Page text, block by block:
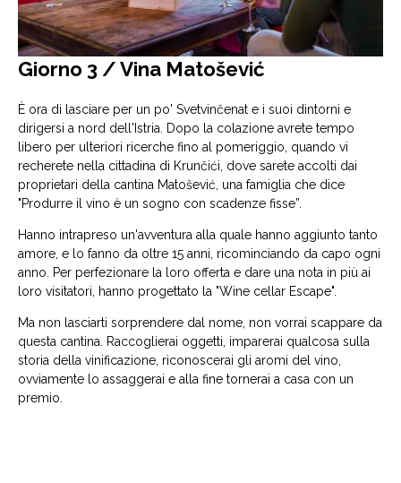
Giorno 3 / Vina Matošević
È ora di lasciare per un po' Svetvinčenat e i suoi dintorni e
dirigersi a nord dell'Istria. Dopo la colazione avrete tempo
libero per ulteriori ricerche fino al pomeriggio, quando vi
recherete nella cittadina di Krunčići, dove sarete accolti dai
proprietari della cantina Matošević, una famiglia che dice
"Produrre il vino è un sogno con scadenze fisse”.
Hanno intrapreso un'avventura alla quale hanno aggiunto tanto
amore, e lo fanno da oltre 15 anni, ricominciando da capo ogni
anno. Per perfezionare la loro offerta e dare una nota in più ai
loro visitatori, hanno progettato la "Wine cellar Escape".
Ma non lasciarti sorprendere dal nome, non vorrai scappare da
questa cantina. Raccoglierai oggetti, imparerai qualcosa sulla
storia della vinificazione, riconoscerai gli aromi del vino,
ovviamente lo assaggerai e alla fine tornerai a casa con un
premio.